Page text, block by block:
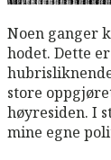
Noen ganger
hodet. Dette
store
høyresiden. I
mine egne